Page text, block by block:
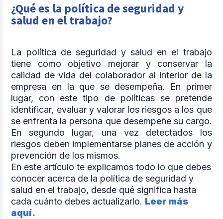
¿Qué es la política de seguridad y
salud en el trabajo?
La política de seguridad y salud en el trabajo
tiene como objetivo mejorar y conservar la
calidad de vida del colaborador al interior de la
empresa en la que se desempeña. En primer
lugar, con este tipo de políticas se pretende
identificar, evaluar y valorar los riesgos a los que
se enfrenta la persona que desempeñe su cargo.
En segundo lugar, una vez detectados los
riesgos deben implementarse planes de acción y
prevención de los mismos.
En este artículo te explicamos todo lo que debes
conocer acerca de la política de seguridad y
salud en el trabajo, desde qué significa hasta
cada cuánto debes actualizarlo. Leer más
aquí.